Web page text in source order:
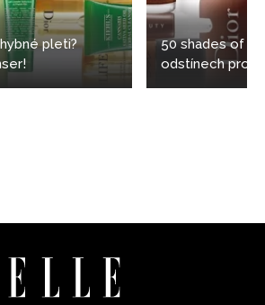
pleti?
50 shades of
odstínech pro